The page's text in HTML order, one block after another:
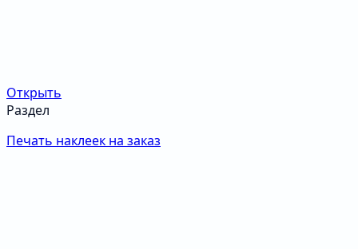
Открыть
Раздел
Печать наклеек на заказ